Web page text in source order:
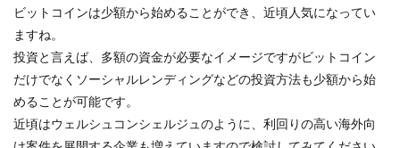
ビットコインは少額から始めることができ、近頃人気になってい
ますね。
投資と言えば、多額の資金が必要なイメージですがビットコイン
だけでなくソーシャルレンディングなどの投資方法も少額から始
めることが可能です。
近頃はウェルシュコンシェルジュのように、利回りの高い海外向